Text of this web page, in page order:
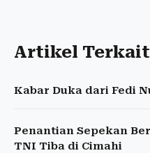
Artikel Terkait
Kabar Duka dari Fedi
Penantian Sepekan
TNI Tiba di Cimahi